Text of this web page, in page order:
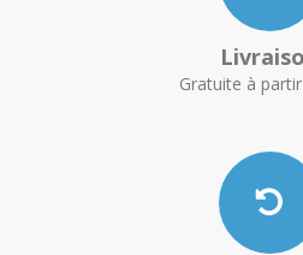
Gratuite à